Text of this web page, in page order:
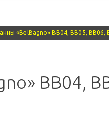
«BelBagno» BB04, BB05,
BB04,